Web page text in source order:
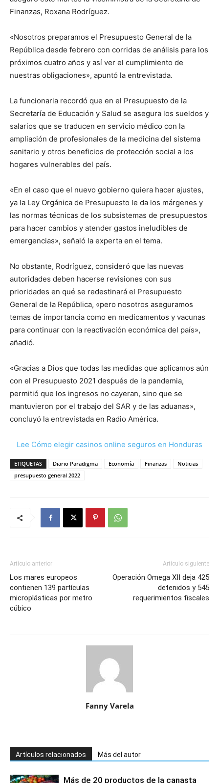
Finanzas, Roxana Rodríguez.
«Nosotros preparamos el Presupuesto General de la
República desde febrero con corridas de análisis para los
próximos cuatro años y así ver el cumplimiento de
nuestras obligaciones», apuntó la entrevistada.
La funcionaria recordó que en el Presupuesto de la
Secretaría de Educación y Salud se asegura los sueldos y
salarios que se traducen en servicio médico con la
ampliación de profesionales de la medicina del sistema
sanitario y otros beneficios de protección social a los
hogares vulnerables del país.
«En el caso que el nuevo gobierno quiera hacer ajustes,
ya la Ley Orgánica de Presupuesto le da los márgenes y
las normas técnicas de los subsistemas de presupuestos
para hacer cambios y atender gastos ineludibles de
emergencias», señaló la experta en el tema.
No obstante, Rodríguez, consideró que las nuevas
autoridades deben hacerse revisiones con sus
prioridades en qué se redestinará el Presupuesto
General de la República, «pero nosotros aseguramos
temas de importancia como en medicamentos y vacunas
para continuar con la reactivación económica del país»,
añadió.
«Gracias a Dios que todas las medidas que aplicamos aún
con el Presupuesto 2021 después de la pandemia,
permitió que los ingresos no cayeran, sino que se
mantuvieron por el trabajo del SAR y de las aduanas»,
concluyó la entrevistada en Radio América.
Lee Cómo elegir casinos online seguros en Honduras
ETIQUETAS Diario Paradigma Economía Finanzas
Noticias
presupuesto general 2022
Artículo anterior
Los mares europeos
contienen 139 partículas
microplásticas por metro
cúbico
Artículo siguiente
Operación Omega XII deja 425
detenidos y 545
requerimientos fiscales
Fanny Varela
Artículos relacionados Más del autor
Más de 20 productos de la canasta